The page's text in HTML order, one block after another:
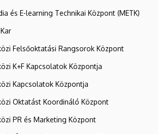
és E-learning Technikai Központ (METK)
Felsőoktatási Rangsorok Központ
K+F Kapcsolatok Központja
Kapcsolatok Központja
Oktatást Koordináló Központ
PR és Marketing Központ